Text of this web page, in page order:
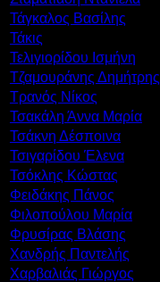
Τάγκαλος Βασίλης
Τάκις
Τελιγιορίδου Ισμήνη
Τζαμουράνης Δημήτρης
Τρανός Νίκος
Τσακάλη Άννα Μαρία
Τσάκνη Δέσποινα
Τσιγαρίδου Έλενα
Τσόκλης Κώστας
Φειδάκης Πάνος
Φιλοπούλου Μαρία
Φρυσίρας Βλάσης
Χανδρής Παντελής
Χαρβαλιάς Γιώργος